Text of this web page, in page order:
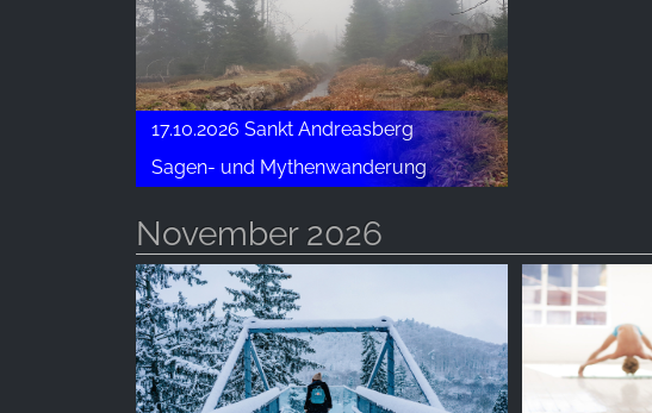
17.10.2026 Sankt Andreasberg
Sagen- und Mythenwanderung
November 2026